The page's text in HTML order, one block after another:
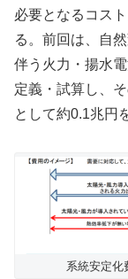
必要となるコス
る。前回は、自
伴う火力・揚水
定義・試算し、
として約0.1兆円
系統安定